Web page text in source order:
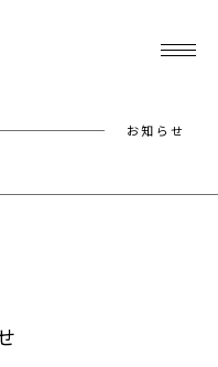
お知らせ